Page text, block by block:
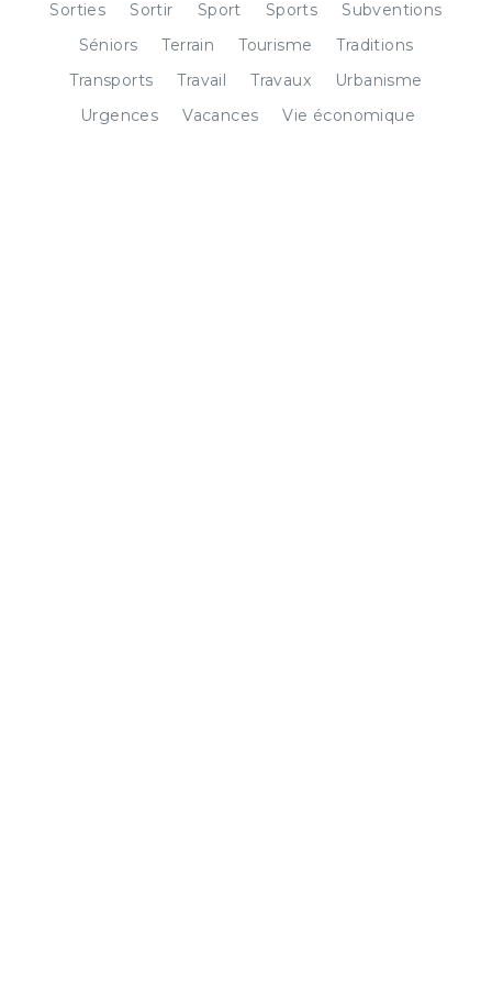
Sorties
Sortir Sport Sports
Subventions
Séniors
Terrain Tourisme
Traditions
Transports
Travail Travaux
Urbanisme
Urgences
Vacances Vie économique